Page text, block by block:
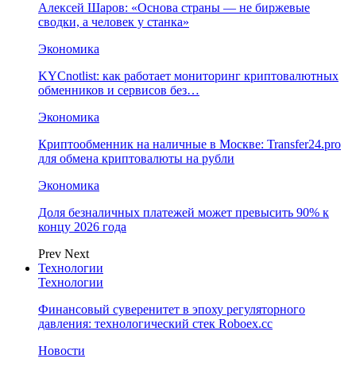
Алексей Шаров: «Основа страны — не биржевые
сводки, а человек у станка»
Экономика
KYCnotlist: как работает мониторинг криптовалютных
обменников и сервисов без…
Экономика
Криптообменник на наличные в Москве: Transfer24.pro
для обмена криптовалюты на рубли
Экономика
Доля безналичных платежей может превысить 90% к
концу 2026 года
Prev Next
Технологии
Технологии
Финансовый суверенитет в эпоху регуляторного
давления: технологический стек Roboex.cc
Новости